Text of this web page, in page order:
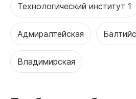
Технологический институт 1
Адмиралтейская
Владимирская